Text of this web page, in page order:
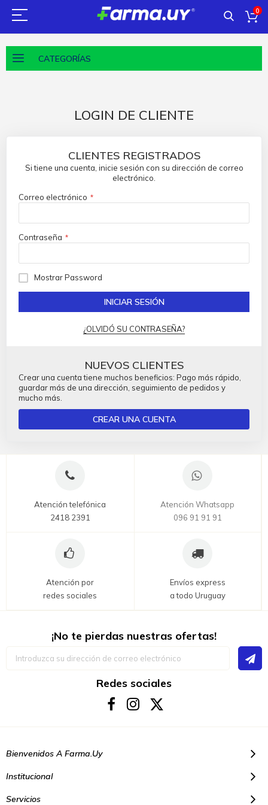
0
CATEGORÍAS
LOGIN DE CLIENTE
CLIENTES REGISTRADOS
Si tiene una cuenta, inicie sesión con su dirección de correo
electrónico.
Correo electrónico
Contraseña
Mostrar Password
INICIAR SESIÓN
¿OLVIDÓ SU CONTRASEÑA?
NUEVOS CLIENTES
Crear una cuenta tiene muchos beneficios: Pago más rápido,
guardar más de una dirección, seguimiento de pedidos y
mucho más.
CREAR UNA CUENTA
Atención telefónica
2418 2391
Atención Whatsapp
096 91 91 91
Atención por
redes sociales
Envíos express
a todo Uruguay
¡No te pierdas nuestras ofertas!
Redes sociales
Bienvenidos A Farma.uy
Institucional
Servicios